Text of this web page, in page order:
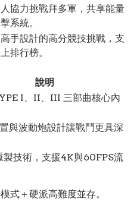
協力挑戰拜多軍，共享能量
系統。
手設計的高分競技挑戰，支
排行榜。
說明
I、II、III 三部曲核心內
與波動炮設計讓戰鬥更具深
製技術，支援4K與60FPS流
式＋硬派高難度並存。